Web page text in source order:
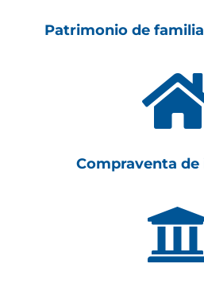
Patrimonio de
Compraventa de